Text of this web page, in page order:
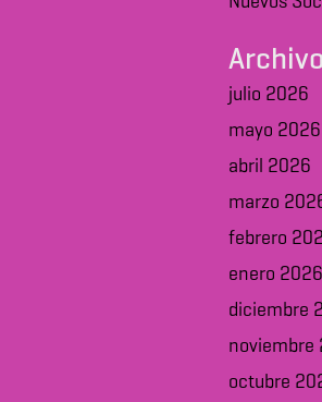
Archivo
julio 2026
mayo 2026
abril 2026
marzo
febrero
enero 2026
diciembre
noviembre
octubre